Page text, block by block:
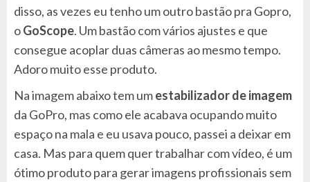
disso, as vezes eu tenho um outro bastão pra Gopro,
oGoScope. Um bastão com vários ajustes e que
consegue acoplar duas câmeras ao mesmo tempo.
Adoro muito esse produto.
Na imagem abaixo tem umestabilizador de imagem
da GoPro, mas como ele acabava ocupando muito
espaço na mala e eu usava pouco, passei a deixar em
casa. Mas para quem quer trabalhar com vídeo, é um
ótimo produto para gerar imagens profissionais sem